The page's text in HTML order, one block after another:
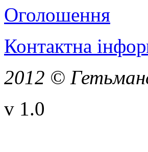
Оголошення
Контактна
2012 ©
v 1.0